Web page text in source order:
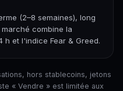
(2–8 semaines), long
marché combine la
h et l'indice Fear & Greed.
hors stablecoins, jetons
« Vendre » est limitée aux